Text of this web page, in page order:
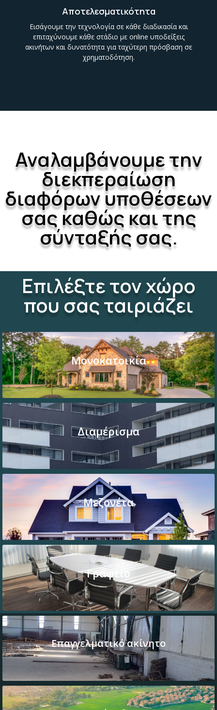
Αποτελεσματικότητα
Εισάγουμε την τεχνολογία σε κάθε διαδικασία και
επιταχύνουμε κάθε στάδιο με online υποδείξεις
ακινήτων και δυνατότητα για ταχύτερη πρόσβαση σε
χρηματοδότηση.
Αναλαμβάνουμε την
διεκπεραίωση
διαφόρων υποθέσεων
σας καθώς και της
σύνταξής σας.
Επιλέξτε τον χώρο
που σας ταιριάζει
Μονοκατοικία
Διαμέρισμα
Μεζονέτα
Γραφείο
Επαγγελματικό ακίνητο